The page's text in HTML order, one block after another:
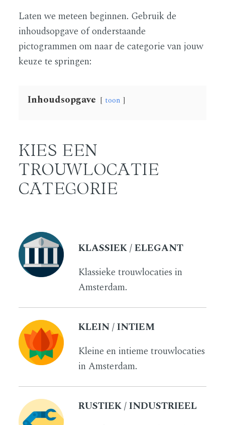
Laten we meteen beginnen. Gebruik de
inhoudsopgave of onderstaande
pictogrammen om naar de categorie van jouw
keuze te springen:
Inhoudsopgave toon
KIES EEN
TROUWLOCATIE
CATEGORIE
KLASSIEK / ELEGANT
Klassieke trouwlocaties in
Amsterdam.
KLEIN / INTIEM
Kleine en intieme trouwlocaties
in Amsterdam.
RUSTIEK / INDUSTRIEEL